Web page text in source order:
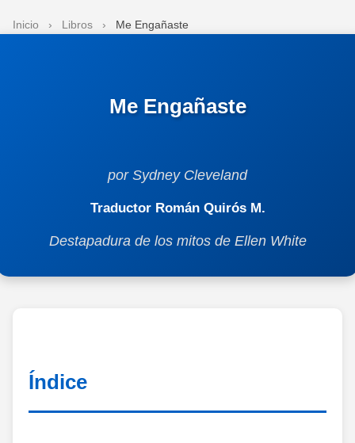
Inicio › Libros › Me Engañaste
Me Engañaste
por Sydney Cleveland
Traductor Román Quirós M.
Destapadura de los mitos de Ellen White
Índice